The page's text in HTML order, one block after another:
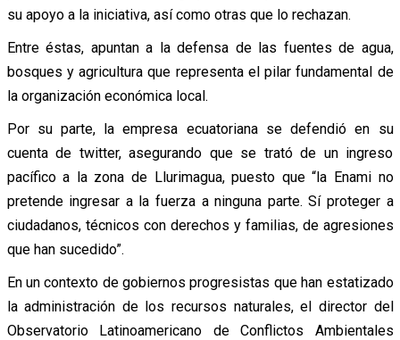
su apoyo a la iniciativa, así como otras que lo rechazan.
Entre éstas, apuntan a la defensa de las fuentes de agua,
bosques y agricultura que representa el pilar fundamental de
la organización económica local.
Por su parte, la empresa ecuatoriana se defendió en su
cuenta de twitter, asegurando que se trató de un ingreso
pacífico a la zona de Llurimagua, puesto que “la Enami no
pretende ingresar a la fuerza a ninguna parte. Sí proteger a
ciudadanos, técnicos con derechos y familias, de agresiones
que han sucedido”.
En un contexto de gobiernos progresistas que han estatizado
la administración de los recursos naturales, el director del
Observatorio Latinoamericano de Conflictos Ambientales